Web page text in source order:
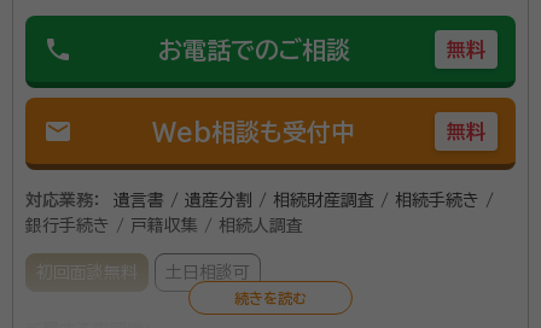
で、ぜひお声かけください。 財産の分割をまとめた遺産
分割協議書の作成はもちろん、遺言等、相続手続きに関
山梨県行政書士会
phone お電話でのご相談 無料
mail Web相談も受付中 無料
対応業務：
遺言書 / 遺産分割 / 相続財産調査 / 相続手続き /
銀行手続き / 戸籍収集 / 相続人調査
初回面談無料 土日相談可